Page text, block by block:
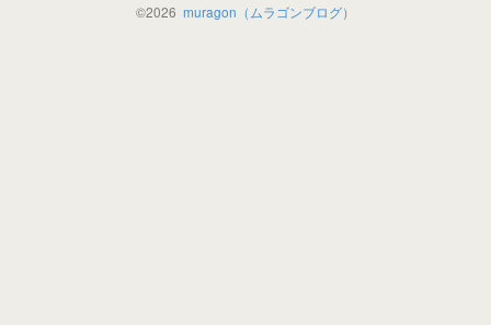
©2026 muragon（ムラゴンブログ）